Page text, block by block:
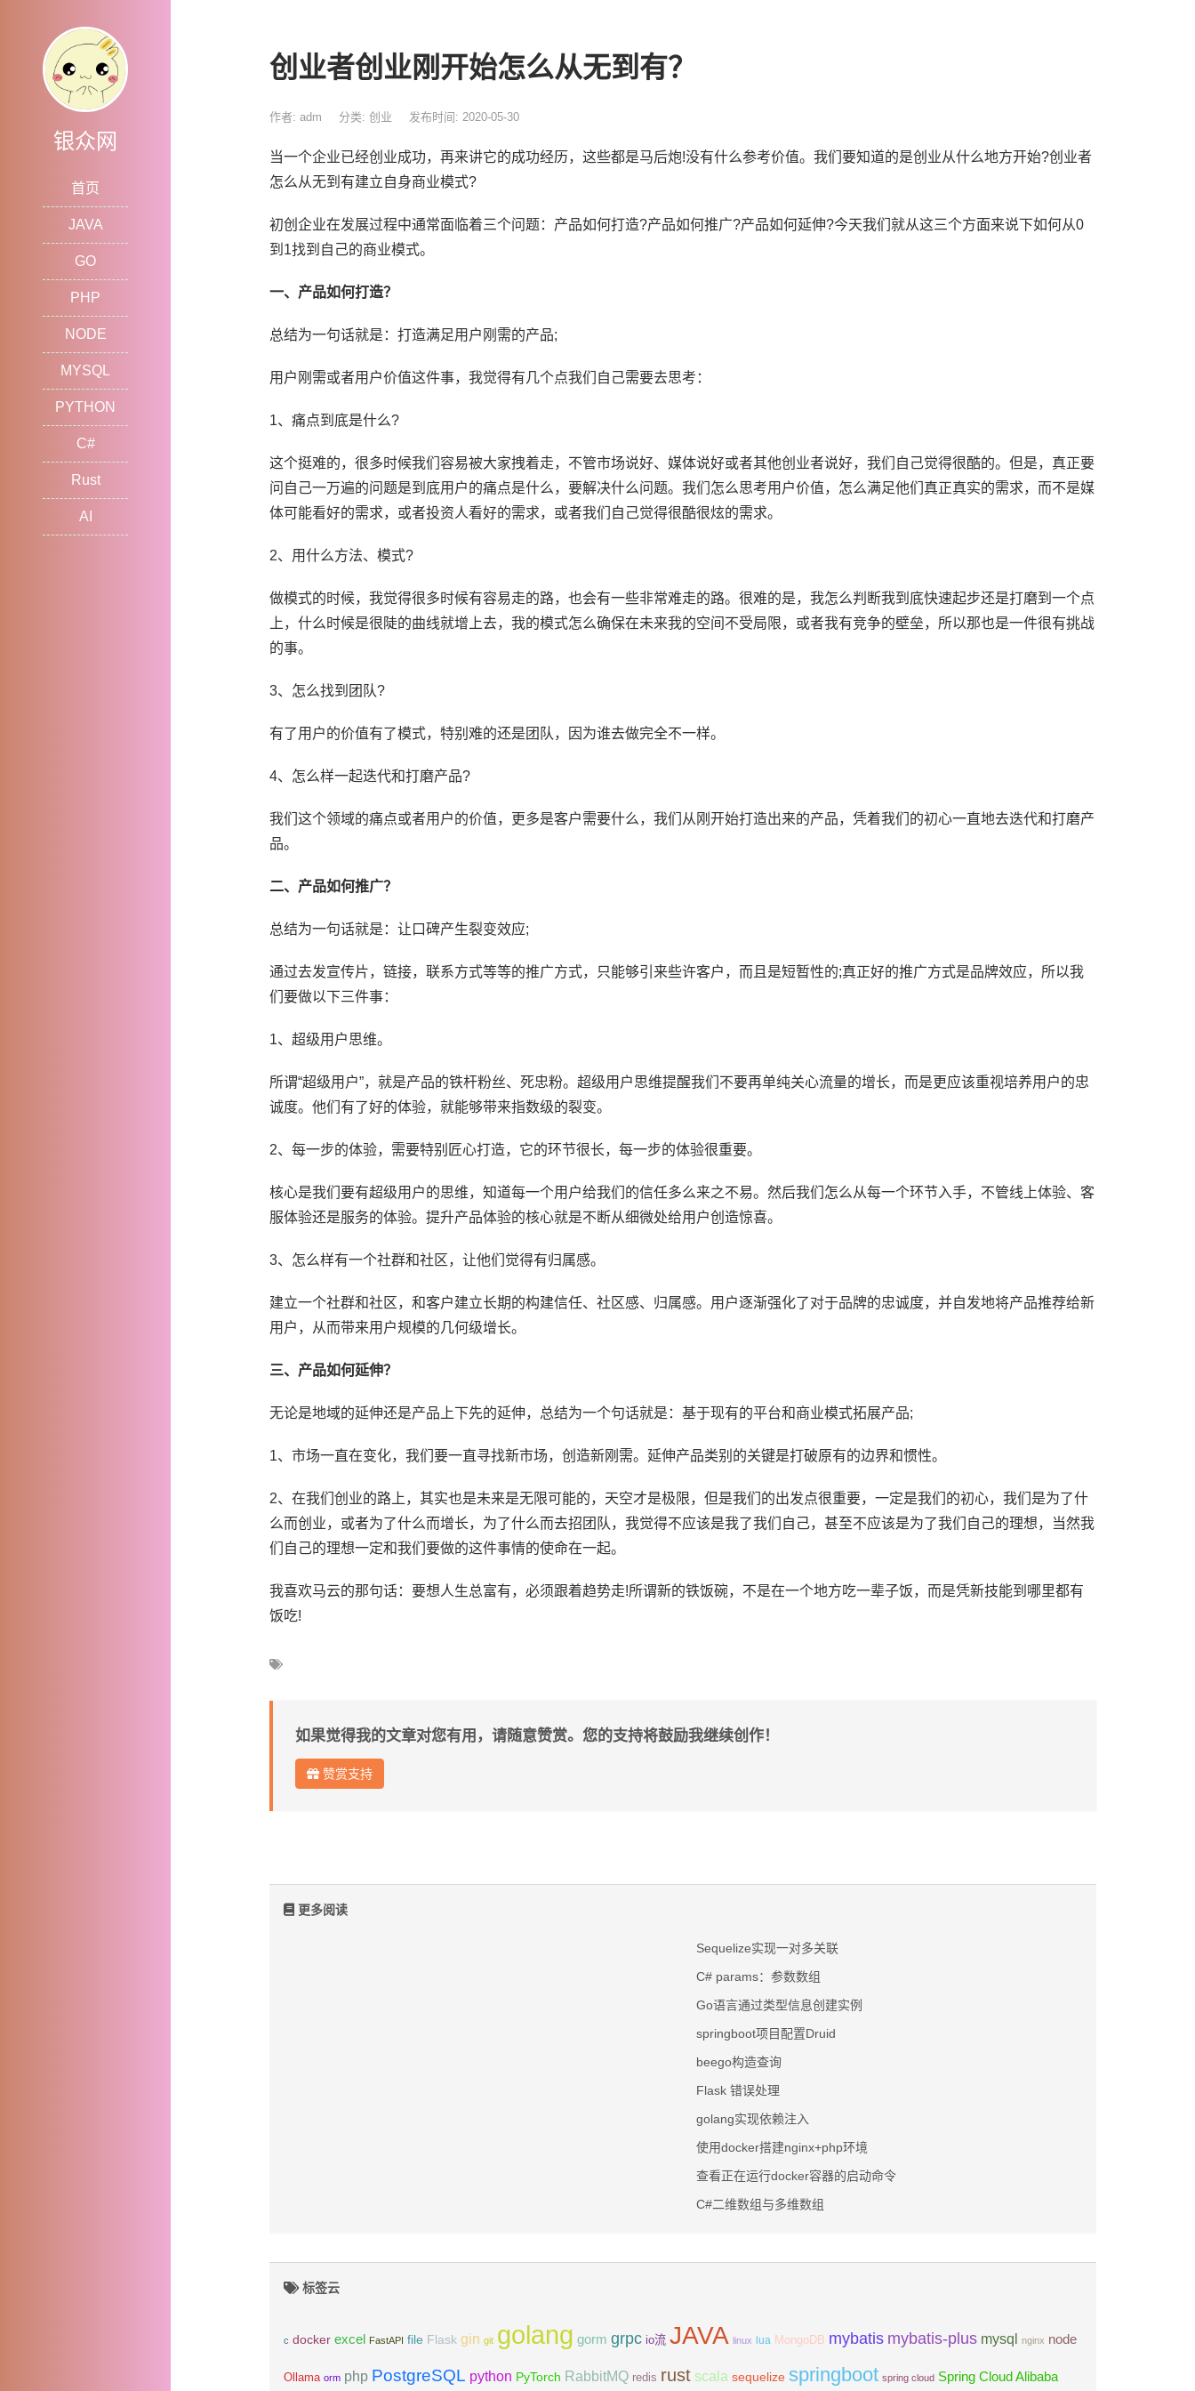
银众网
首页
JAVA
GO
PHP
NODE
MYSQL
PYTHON
C#
Rust
AI
创业者创业刚开始怎么从无到有？
作者: adm 分类: 创业 发布时间: 2020-05-30
当一个企业已经创业成功，再来讲它的成功经历，这些都是马后炮!没有什么参考价值。我们要知道的是创业从什么地方开始?创业者
怎么从无到有建立自身商业模式?
初创企业在发展过程中通常面临着三个问题：产品如何打造?产品如何推广?产品如何延伸?今天我们就从这三个方面来说下如何从0
到1找到自己的商业模式。
一、产品如何打造？
总结为一句话就是：打造满足用户刚需的产品;
用户刚需或者用户价值这件事，我觉得有几个点我们自己需要去思考：
1、痛点到底是什么?
这个挺难的，很多时候我们容易被大家拽着走，不管市场说好、媒体说好或者其他创业者说好，我们自己觉得很酷的。但是，真正要
问自己一万遍的问题是到底用户的痛点是什么，要解决什么问题。我们怎么思考用户价值，怎么满足他们真正真实的需求，而不是媒
体可能看好的需求，或者投资人看好的需求，或者我们自己觉得很酷很炫的需求。
2、用什么方法、模式?
做模式的时候，我觉得很多时候有容易走的路，也会有一些非常难走的路。很难的是，我怎么判断我到底快速起步还是打磨到一个点
上，什么时候是很陡的曲线就增上去，我的模式怎么确保在未来我的空间不受局限，或者我有竞争的壁垒，所以那也是一件很有挑战
的事。
3、怎么找到团队?
有了用户的价值有了模式，特别难的还是团队，因为谁去做完全不一样。
4、怎么样一起迭代和打磨产品?
我们这个领域的痛点或者用户的价值，更多是客户需要什么，我们从刚开始打造出来的产品，凭着我们的初心一直地去迭代和打磨产
品。
二、产品如何推广？
总结为一句话就是：让口碑产生裂变效应;
通过去发宣传片，链接，联系方式等等的推广方式，只能够引来些许客户，而且是短暂性的;真正好的推广方式是品牌效应，所以我
们要做以下三件事：
1、超级用户思维。
所谓“超级用户”，就是产品的铁杆粉丝、死忠粉。超级用户思维提醒我们不要再单纯关心流量的增长，而是更应该重视培养用户的忠
诚度。他们有了好的体验，就能够带来指数级的裂变。
2、每一步的体验，需要特别匠心打造，它的环节很长，每一步的体验很重要。
核心是我们要有超级用户的思维，知道每一个用户给我们的信任多么来之不易。然后我们怎么从每一个环节入手，不管线上体验、客
服体验还是服务的体验。提升产品体验的核心就是不断从细微处给用户创造惊喜。
3、怎么样有一个社群和社区，让他们觉得有归属感。
建立一个社群和社区，和客户建立长期的构建信任、社区感、归属感。用户逐渐强化了对于品牌的忠诚度，并自发地将产品推荐给新
用户，从而带来用户规模的几何级增长。
三、产品如何延伸？
无论是地域的延伸还是产品上下先的延伸，总结为一个句话就是：基于现有的平台和商业模式拓展产品;
1、市场一直在变化，我们要一直寻找新市场，创造新刚需。延伸产品类别的关键是打破原有的边界和惯性。
2、在我们创业的路上，其实也是未来是无限可能的，天空才是极限，但是我们的出发点很重要，一定是我们的初心，我们是为了什
么而创业，或者为了什么而增长，为了什么而去招团队，我觉得不应该是我了我们自己，甚至不应该是为了我们自己的理想，当然我
们自己的理想一定和我们要做的这件事情的使命在一起。
我喜欢马云的那句话：要想人生总富有，必须跟着趋势走!所谓新的铁饭碗，不是在一个地方吃一辈子饭，而是凭新技能到哪里都有
饭吃!
如果觉得我的文章对您有用，请随意赞赏。您的支持将鼓励我继续创作！
赞赏支持
更多阅读
Sequelize实现一对多关联
C# params：参数数组
Go语言通过类型信息创建实例
springboot项目配置Druid
beego构造查询
Flask 错误处理
golang实现依赖注入
使用docker搭建nginx+php环境
查看正在运行docker容器的启动命令
C#二维数组与多维数组
标签云
c docker excel FastAPI file Flask gin git golang gorm grpc io流 JAVA linux lua MongoDB mybatis mybatis-plus mysql nginx node
Ollama orm php PostgreSQL python PyTorch RabbitMQ redis rust scala sequelize springboot spring cloud Spring Cloud Alibaba